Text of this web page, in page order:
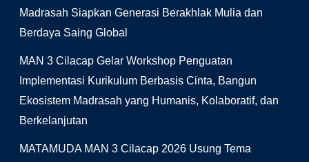
Madrasah Siapkan Generasi Berakhlak Mulia dan
Berdaya Saing Global
MAN 3 Cilacap Gelar Workshop Penguatan
Implementasi Kurikulum Berbasis Cinta, Bangun
Ekosistem Madrasah yang Humanis, Kolaboratif, dan
Berkelanjutan
MATAMUDA MAN 3 Cilacap 2026 Usung Tema